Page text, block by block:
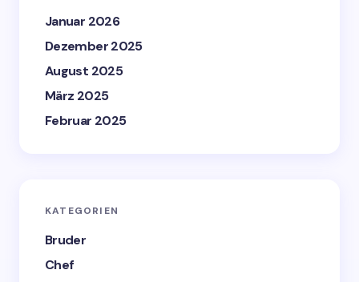
Januar 2026
Dezember 2025
August 2025
März 2025
Februar 2025
KATEGORIEN
Bruder
Chef